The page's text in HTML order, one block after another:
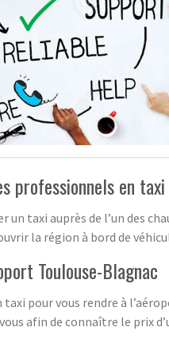
professionnels en taxi
un taxi auprès de l’un des
la région à bord de
Toulouse-Blagnac
taxi pour vous rendre à
afin de connaître le prix